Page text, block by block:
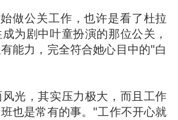
做公关工作，也许是看了杜拉
为剧中叶童扮演的那位公关，
能力，完全符合她心目中的"白
光，其实压力极大，而且工作
也是常有的事。"工作不开心就